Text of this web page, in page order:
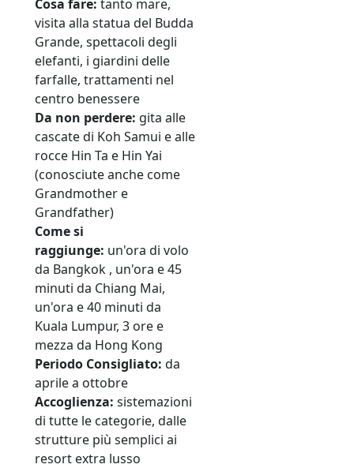
Cosa fare: tanto mare,
visita alla statua del Budda
Grande, spettacoli degli
elefanti, i giardini delle
farfalle, trattamenti nel
centro benessere
Da non perdere: gita alle
cascate di Koh Samui e alle
rocce Hin Ta e Hin Yai
(conosciute anche come
Grandmother e
Grandfather)
Come si
raggiunge: un'ora di volo
da Bangkok , un'ora e 45
minuti da Chiang Mai,
un'ora e 40 minuti da
Kuala Lumpur, 3 ore e
mezza da Hong Kong
Periodo Consigliato: da
aprile a ottobre
Accoglienza: sistemazioni
di tutte le categorie, dalle
strutture più semplici ai
resort extra lusso